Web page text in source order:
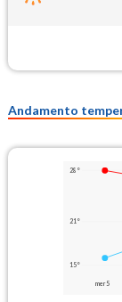
Andamento
28°
21°
15°
mer 5